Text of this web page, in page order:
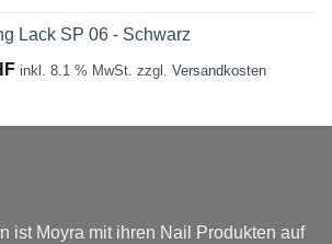
Lack SP 06 - Schwarz
inkl. 8.1 % MwSt. zzgl. Versandkosten
ist Moyra mit ihren Nail Produkten auf